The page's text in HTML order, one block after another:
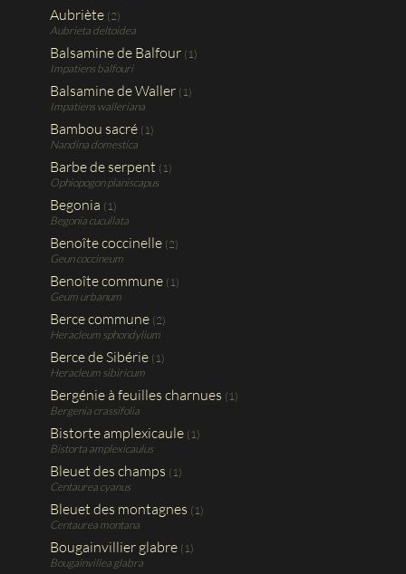
Aubriète (2)
Aubrieta deltoidea
Balsamine de Balfour (1)
Impatiens balfouri
Balsamine de Waller (1)
Impatiens walleriana
Bambou sacré (1)
Nandina domestica
Barbe de serpent (1)
Ophiopogon planiscapus
Begonia (1)
Begonia cucullata
Benoîte coccinelle (2)
Geun coccineum
Benoîte commune (1)
Geum urbanum
Berce commune (2)
Heracleum sphondylium
Berce de Sibérie (1)
Heracleum sibiricum
Bergénie à feuilles charnues (1)
Bergenia crassifolia
Bistorte amplexicaule (1)
Bistorta amplexicaulus
Bleuet des champs (1)
Centaurea cyanus
Bleuet des montagnes (1)
Centaurea montana
Bougainvillier glabre (1)
Bougainvillea glabra